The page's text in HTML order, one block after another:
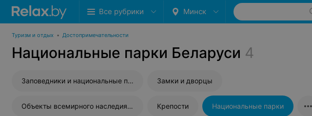
Все рубрики Минск
Туризм и отдых • Достопримечательности
Национальные парки Беларуси 4
Заповедники и национальные парки Замки и дворцы
Объекты всемирного наследия ЮНЕСКО Крепости Национальные парки